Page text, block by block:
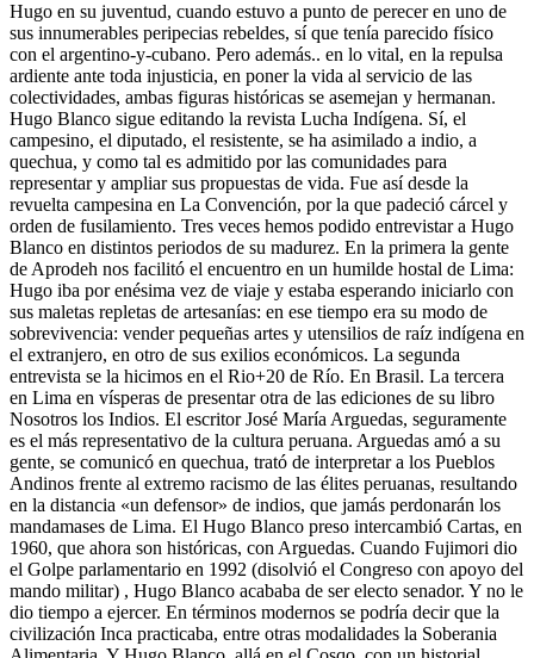
Hugo en su juventud, cuando estuvo a punto de perecer en uno de
sus innumerables peripecias rebeldes, sí que tenía parecido físico
con el argentino-y-cubano. Pero además.. en lo vital, en la repulsa
ardiente ante toda injusticia, en poner la vida al servicio de las
colectividades, ambas figuras históricas se asemejan y hermanan.
Hugo Blanco sigue editando la revista Lucha Indígena. Sí, el
campesino, el diputado, el resistente, se ha asimilado a indio, a
quechua, y como tal es admitido por las comunidades para
representar y ampliar sus propuestas de vida. Fue así desde la
revuelta campesina en La Convención, por la que padeció cárcel y
orden de fusilamiento. Tres veces hemos podido entrevistar a Hugo
Blanco en distintos periodos de su madurez. En la primera la gente
de Aprodeh nos facilitó el encuentro en un humilde hostal de Lima:
Hugo iba por enésima vez de viaje y estaba esperando iniciarlo con
sus maletas repletas de artesanías: en ese tiempo era su modo de
sobrevivencia: vender pequeñas artes y utensilios de raíz indígena en
el extranjero, en otro de sus exilios económicos. La segunda
entrevista se la hicimos en el Rio+20 de Río. En Brasil. La tercera
en Lima en vísperas de presentar otra de las ediciones de su libro
Nosotros los Indios. El escritor José María Arguedas, seguramente
es el más representativo de la cultura peruana. Arguedas amó a su
gente, se comunicó en quechua, trató de interpretar a los Pueblos
Andinos frente al extremo racismo de las élites peruanas, resultando
en la distancia «un defensor» de indios, que jamás perdonarán los
mandamases de Lima. El Hugo Blanco preso intercambió Cartas, en
1960, que ahora son históricas, con Arguedas. Cuando Fujimori dio
el Golpe parlamentario en 1992 (disolvió el Congreso con apoyo del
mando militar) , Hugo Blanco acababa de ser electo senador. Y no le
dio tiempo a ejercer. En términos modernos se podría decir que la
civilización Inca practicaba, entre otras modalidades la Soberania